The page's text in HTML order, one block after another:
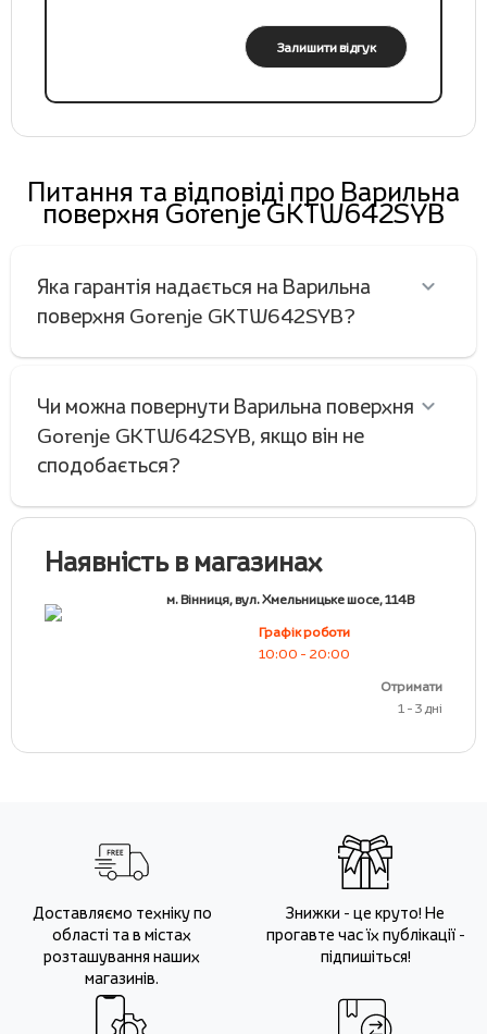
Залишити відгук
Питання та відповіді про Варильна
поверхня Gorenje GKTW642SYB
Яка гарантія надається на Варильна
поверхня Gorenje GKTW642SYB?
Чи можна повернути Варильна поверхня
Gorenje GKTW642SYB, якщо він не
сподобається?
Наявність в магазинах
м. Вінниця, вул. Хмельницьке шосе, 114В
Графік роботи
10:00 - 20:00
Отримати
1 - 3 дні
Доставляємо техніку по
області та в містах
розташування наших
магазинів.
Знижки - це круто! Не
прогавте час їх публікації -
підпишіться!